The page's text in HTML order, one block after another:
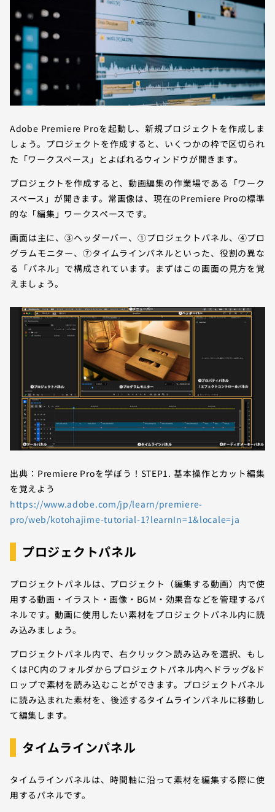
Adobe Premiere Proを起動し、新規プロジェクトを作成しま
しょう。プロジェクトを作成すると、いくつかの枠で区切られ
た「ワークスペース」とよばれるウィンドウが開きます。
プロジェクトを作成すると、動画編集の作業場である「ワーク
スペース」が開きます。常画像は、現在のPremiere Proの標準
的な「編集」ワークスペースです。
画面は主に、③ヘッダーバー、①プロジェクトパネル、④プロ
グラムモニター、⑦タイムラインパネルといった、役割の異な
る「パネル」で構成されています。まずはこの画面の見方を覚
えましょう。
出典：Premiere Proを学ぼう！STEP1. 基本操作とカット編集
を覚えよう
https://www.adobe.com/jp/learn/premiere-
pro/web/kotohajime-tutorial-1?learnIn=1&locale=ja
プロジェクトパネル
プロジェクトパネルは、プロジェクト（編集する動画）内で使
用する動画・イラスト・画像・BGM・効果音などを管理するパ
ネルです。動画に使用したい素材をプロジェクトパネル内に読
み込みましょう。
プロジェクトパネル内で、右クリック＞読み込みを選択、もし
くはPC内のフォルダからプロジェクトパネル内へドラッグ&ド
ロップで素材を読み込むことができます。プロジェクトパネル
に読み込まれた素材を、後述するタイムラインパネルに移動し
て編集します。
タイムラインパネル
タイムラインパネルは、時間軸に沿って素材を編集する際に使
用するパネルです。